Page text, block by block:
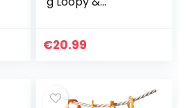
schattige figuren
€20.99